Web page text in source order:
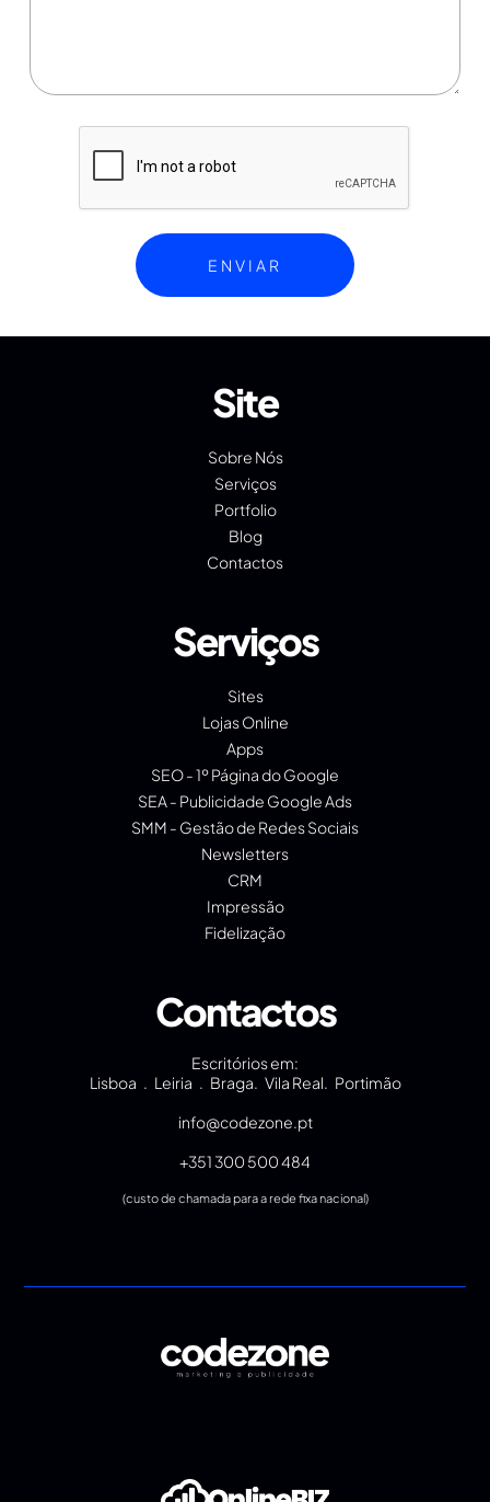
Site
Sobre Nós
Serviços
Portfolio
Blog
Contactos
Serviços
Sites
Lojas Online
Apps
SEO - 1º Página do Google
SEA - Publicidade Google Ads
SMM - Gestão de Redes Sociais
Newsletters
CRM
Impressão
Fidelização
Contactos
Escritórios em:
Lisboa . Leiria . Braga. Vila Real. Portimão
info@codezone.pt
+351 300 500 484
(custo de chamada para a rede fixa nacional)